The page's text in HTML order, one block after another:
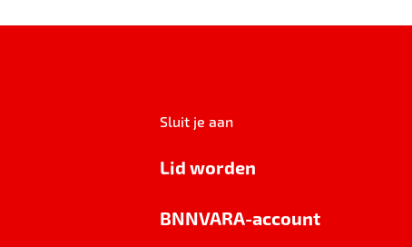
Sluit je aan
Lid worden
BNNVARA-account